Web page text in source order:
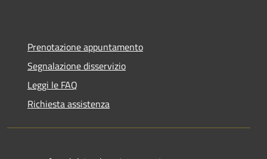
Prenotazione appuntamento
Segnalazione disservizio
Leggi le FAQ
Richiesta assistenza